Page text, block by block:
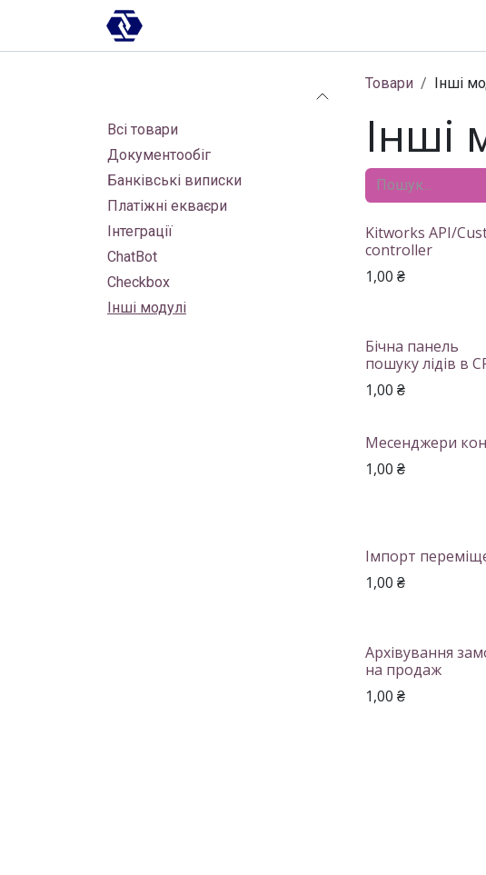
Всі товари
Документообіг
Банківські виписки
Платіжні екваєри
Інтеграції
ChatBot
Checkbox
Інші модулі
Товари Інші
Інші
Kitworks API/
controller
1,00 ₴
Бічна панель
пошуку лідів в
1,00 ₴
Месенджери
1,00 ₴
Імпорт
1,00 ₴
Архівування
на продаж
1,00 ₴